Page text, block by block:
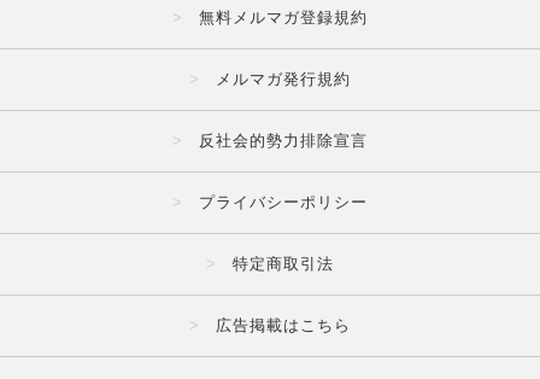
無料メルマガ登録規約
メルマガ発行規約
反社会的勢力排除宣言
プライバシーポリシー
特定商取引法
広告掲載はこちら